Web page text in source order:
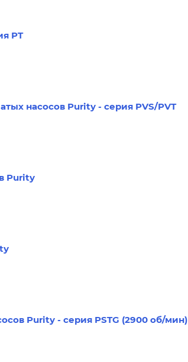
PT
насосов Purity - серия PVS/PVT
Purity
Purity - серия PSTG (2900 об/мин)